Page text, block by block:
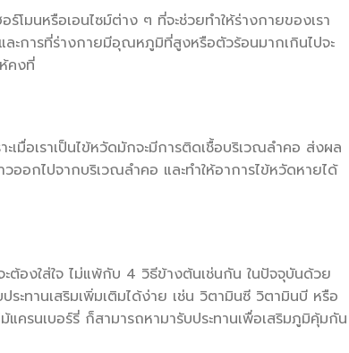
มนหรือเอนไซม์ต่าง ๆ ที่จะช่วยทำให้ร่างกายของเรา
ะการที่ร่างกายมีอุณหภูมิที่สูงหรือตัวร้อนมากเกินไปจะ
คงที่
มื่อเราเป็นไข้หวัดมักจะมีการติดเชื้อบริเวณลำคอ ส่งผล
ออกไปจากบริเวณลำคอ และทำให้อาการไข้หวัดหายได้
ต้องใส่ใจ ไม่แพ้กับ 4 วิธีข้างต้นเช่นกัน ในปัจจุบันด้วย
ระทานเสริมเพิ่มเติมได้ง่าย เช่น วิตามินซี วิตามินบี หรือ
แครนเบอร์รี่ ก็สามารถหามารับประทานเพื่อเสริมภูมิคุ้มกัน